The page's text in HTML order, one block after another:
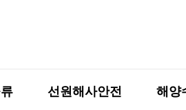
선원해사안전 해양